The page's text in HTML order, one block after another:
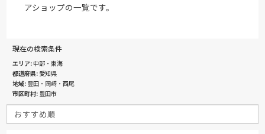
アショップの一覧です。
現在の検索条件
エリア 中部・東海
都道府県 愛知県
地域 豊田・岡崎・西尾
市区町村 豊田市